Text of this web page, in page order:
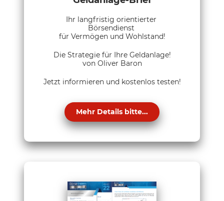
Ihr langfristig orientierter
Börsendienst
für Vermögen und Wohlstand!
Die Strategie für Ihre Geldanlage!
von Oliver Baron
Jetzt informieren und kostenlos testen!
Mehr Details bitte...